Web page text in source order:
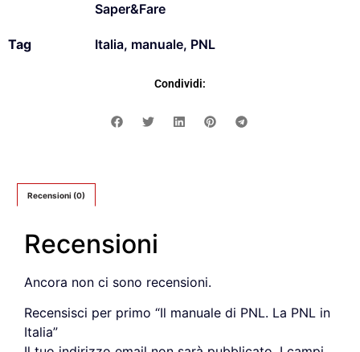
Saper&Fare
Tag Italia, manuale, PNL
Condividi:
Recensioni (0)
Recensioni
Ancora non ci sono recensioni.
Recensisci per primo “Il manuale di PNL. La PNL in
Italia”